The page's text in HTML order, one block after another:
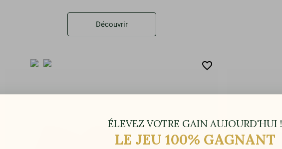
Découvrir
favorite_border
ÉLEVEZ VOTRE GAIN AUJOURD'HUI !
LE JEU 100% GAGNANT